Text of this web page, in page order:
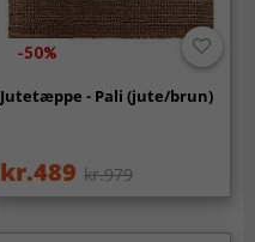
-50%
Jutetæppe - Pali (jute/brun)
kr.489 kr.979